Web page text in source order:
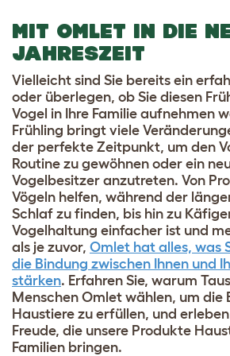
MIT OMLET IN DIE
JAHRESZEIT
Vielleicht sind Sie bereits ein
oder überlegen, ob Sie diesen
Vogel in Ihre Familie aufnehmen
Frühling bringt viele
der perfekte Zeitpunkt, um den
Routine zu gewöhnen oder ein
Vogelbesitzer anzutreten. Von
Vögeln helfen, während der
Schlaf zu finden, bis hin zu
Vogelhaltung einfacher ist und
als je zuvor, Omlet hat alles, was
die Bindung zwischen Ihnen und
stärken. Erfahren Sie, warum
Menschen Omlet wählen, um die
Haustiere zu erfüllen, und
Freude, die unsere Produkte
Familien bringen.